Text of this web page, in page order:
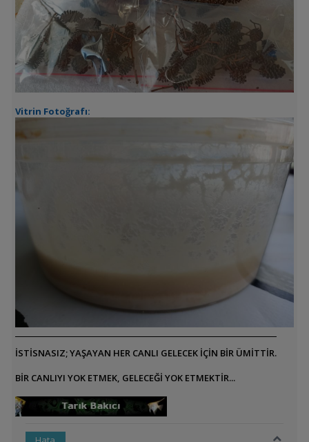
Vitrin Fotoğrafı:
İSTİSNASIZ; YAŞAYAN HER CANLI GELECEK İÇİN BİR ÜMİTTİR.
BİR CANLIYI YOK ETMEK, GELECEĞİ YOK ETMEKTİR...